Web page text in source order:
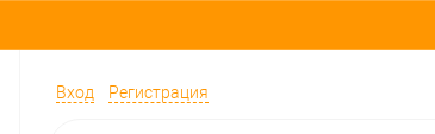
Вход Регистрация